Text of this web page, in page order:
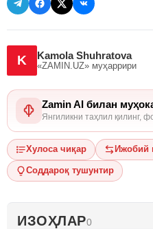
K Kamola Shuhratova
«ZAMIN.UZ» муҳаррири
Zamin AI билан
Янгиликни таҳлил қилинг,
Хулоса чиқар Ижобий
Соддароқ тушунтир
ИЗОҲЛАР0